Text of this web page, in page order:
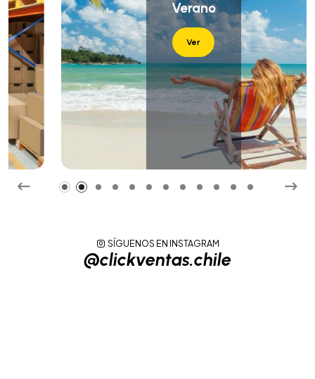
Verano
Ver
SÍGUENOS EN INSTAGRAM
@clickventas.chile